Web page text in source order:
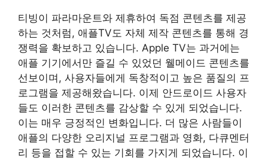
티빙이 파라마운트와 제휴하여 독점 콘텐츠를 제공
하는 것처럼, 애플TV도 자체 제작 콘텐츠를 통해 경
쟁력을 확보하고 있습니다. Apple TV는 과거에는
애플 기기에서만 즐길 수 있었던 웰메이드 콘텐츠를
선보이며, 사용자들에게 독창적이고 높은 품질의 프
로그램을 제공해왔습니다. 이제 안드로이드 사용자
들도 이러한 콘텐츠를 감상할 수 있게 되었습니다.
이는 매우 긍정적인 변화입니다. 더 많은 사람들이
애플의 다양한 오리지널 프로그램과 영화, 다큐멘터
리 등을 접할 수 있는 기회를 가지게 되었습니다. 이